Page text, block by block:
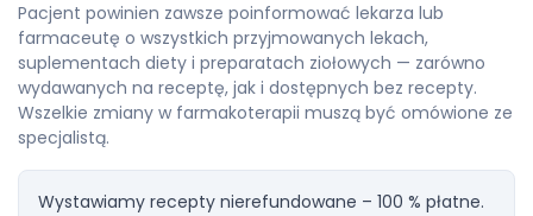
Pacjent powinien zawsze poinformować lekarza lub
farmaceutę o wszystkich przyjmowanych lekach,
suplementach diety i preparatach ziołowych — zarówno
wydawanych na receptę, jak i dostępnych bez recepty.
Wszelkie zmiany w farmakoterapii muszą być omówione ze
specjalistą.
Wystawiamy recepty nierefundowane – 100 % płatne.